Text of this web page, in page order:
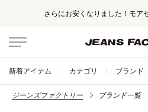
さらにお安くなりました！モア
新着アイテム カテゴリ ブランド
ジーンズファクトリー ブランド一覧